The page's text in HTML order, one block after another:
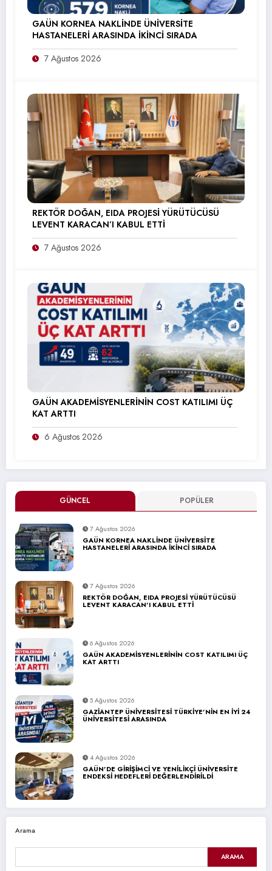
GÜNCEL POPÜLER
7 Ağustos 2026
GAÜN KORNEA NAKLİNDE ÜNİVERSİTE
HASTANELERİ ARASINDA İKİNCİ SIRADA
7 Ağustos 2026
REKTÖR DOĞAN, EIDA PROJESİ YÜRÜTÜCÜSÜ
LEVENT KARACAN’I KABUL ETTİ
6 Ağustos 2026
GAÜN AKADEMİSYENLERİNİN COST KATILIMI ÜÇ
KAT ARTTI
5 Ağustos 2026
GAZİANTEP ÜNİVERSİTESİ TÜRKİYE’NİN EN İYİ 24
ÜNİVERSİTESİ ARASINDA
4 Ağustos 2026
GAÜN’DE GİRİŞİMCİ VE YENİLİKÇİ ÜNİVERSİTE
ENDEKSİ HEDEFLERİ DEĞERLENDİRİLDİ
Arama
ARAMA
GAÜN KORNEA NAKLİNDE ÜNİVERSİTE
HASTANELERİ ARASINDA İKİNCİ SIRADA
7 Ağustos 2026
REKTÖR DOĞAN, EIDA PROJESİ YÜRÜTÜCÜSÜ
LEVENT KARACAN’I KABUL ETTİ
7 Ağustos 2026
GAÜN AKADEMİSYENLERİNİN COST KATILIMI ÜÇ
KAT ARTTI
6 Ağustos 2026